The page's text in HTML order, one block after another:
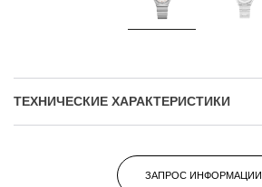
ТЕХНИЧЕСКИЕ ХАРАКТЕРИСТИКИ
ЗАПРОС ИНФОРМАЦИИ